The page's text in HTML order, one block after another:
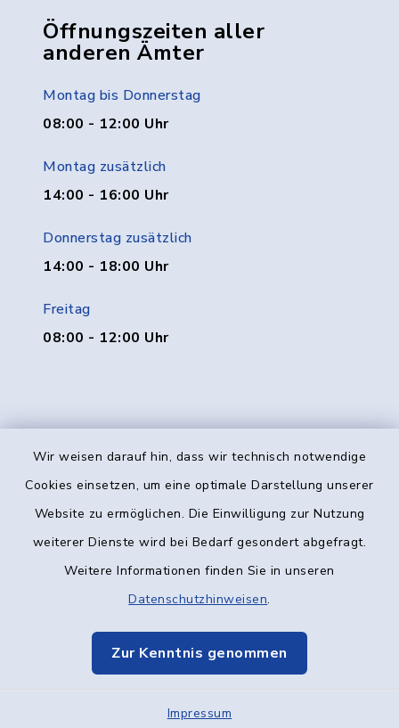
Wir weisen darauf hin, dass wir technisch notwendige
Cookies einsetzen, um eine optimale Darstellung unserer
Website zu ermöglichen. Die Einwilligung zur Nutzung
weiterer Dienste wird bei Bedarf gesondert abgefragt.
Weitere Informationen finden Sie in unseren
Datenschutzhinweisen.
Zur Kenntnis genommen
Impressum
Öffnungszeiten aller
anderen Ämter
Montag bis Donnerstag
08:00 - 12:00 Uhr
Montag zusätzlich
14:00 - 16:00 Uhr
Donnerstag zusätzlich
14:00 - 18:00 Uhr
Freitag
08:00 - 12:00 Uhr
Kontakt
Datenschutz
Elektronische Kommunikation
Sitemap